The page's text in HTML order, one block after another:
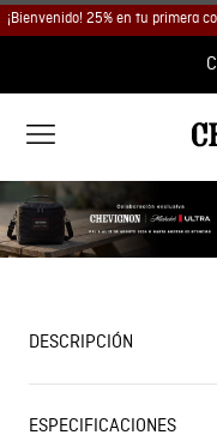
¡Bienvenido! 25% en tu primera
DESCRIPCIÓN
ESPECIFICACIONES